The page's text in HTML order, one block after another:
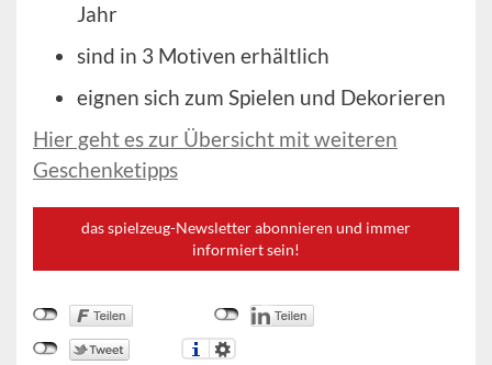
Jahr
sind in 3 Motiven erhältlich
eignen sich zum Spielen und Dekorieren
Hier geht es zur Übersicht mit weiteren
Geschenketipps
das spielzeug-Newsletter abonnieren und immer
informiert sein!